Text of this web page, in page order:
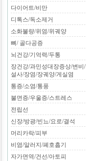
다이어트/비만
디톡스/독소제거
소화불량/위염/위궤양
뼈/ 골다공증
뇌건강/기억력/두통
장건강/과민성대장증상/변비/
설사/장염/장궤양/게실염
통증/소염/통풍
불면증/우울증/스트레스
전립선
신장/방광/빈뇨/요로/결석
머리카락/피부
비염/알러지/폐호흡기
자가면역/건선/아토피